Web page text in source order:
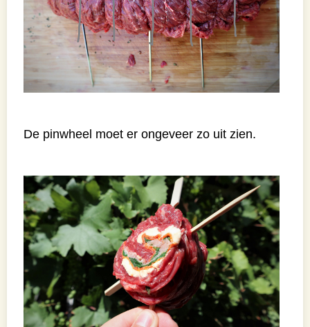
De pinwheel moet er ongeveer zo uit zien.